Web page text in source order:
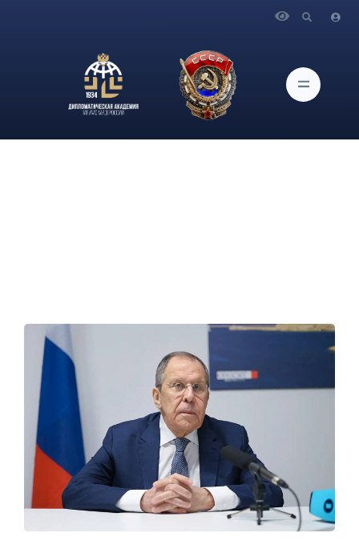
иностранных дел Российской Федерации С.В.Лаврова по
итогам заседания СМИД ОБСЕ